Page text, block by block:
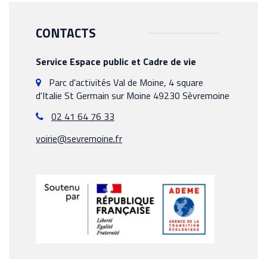
CONTACTS
Service Espace public et Cadre de vie
Parc d'activités Val de Moine, 4 square
d'Italie St Germain sur Moine 49230 Sèvremoine
02 41 64 76 33
voirie@sevremoine.fr